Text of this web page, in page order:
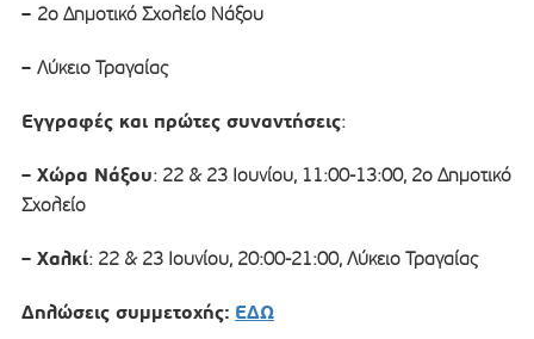
– 2ο Δημοτικό Σχολείο Νάξου
– Λύκειο Τραγαίας
Εγγραφές και πρώτες συναντήσεις:
– Χώρα Νάξου: 22 & 23 Ιουνίου, 11:00-13:00, 2ο Δημοτικό
Σχολείο
– Χαλκί: 22 & 23 Ιουνίου, 20:00-21:00, Λύκειο Τραγαίας
Δηλώσεις συμμετοχής: ΕΔΩ